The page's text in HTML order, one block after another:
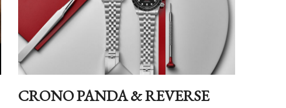
CRONO PANDA & REVERSE